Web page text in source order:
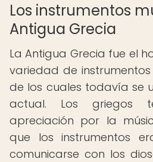
Los instrumentos
Antigua Grecia
La Antigua Grecia fue el
variedad de
de los cuales todavía se
actual. Los griegos
apreciación por la
que los instrumentos
comunicarse con los